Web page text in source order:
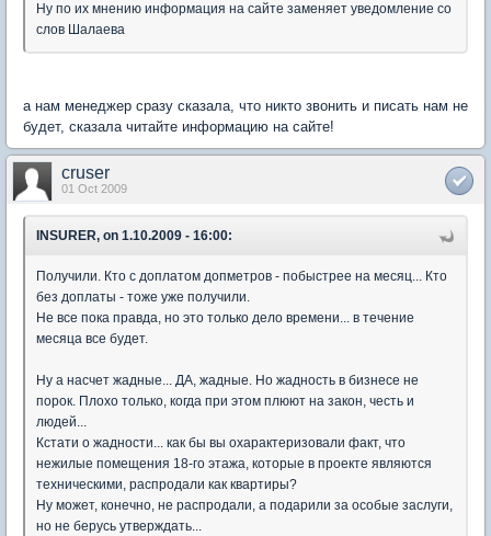
Ну по их мнению информация на сайте заменяет уведомление со
слов Шалаева
а нам менеджер сразу сказала, что никто звонить и писать нам не
будет, сказала читайте информацию на сайте!
cruser
01 Oct 2009
INSURER, on 1.10.2009 - 16:00:
Получили. Кто с доплатом допметров - побыстрее на месяц... Кто
без доплаты - тоже уже получили.
Не все пока правда, но это только дело времени... в течение
месяца все будет.
Ну а насчет жадные... ДА, жадные. Но жадность в бизнесе не
порок. Плохо только, когда при этом плюют на закон, честь и
людей...
Кстати о жадности... как бы вы охарактеризовали факт, что
нежилые помещения 18-го этажа, которые в проекте являются
техническими, распродали как квартиры?
Ну может, конечно, не распродали, а подарили за особые заслуги,
но не берусь утверждать...